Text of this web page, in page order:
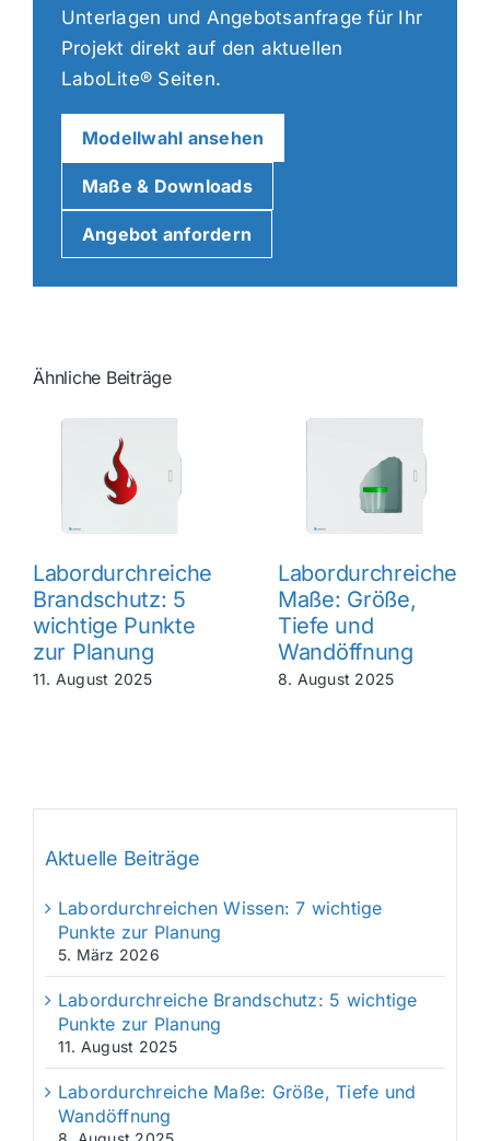
Unterlagen und Angebotsanfrage für Ihr
Projekt direkt auf den aktuellen
LaboLite® Seiten.
Modellwahl ansehen
Maße & Downloads
Angebot anfordern
Ähnliche Beiträge
Labordurchreiche
Brandschutz: 5
wichtige Punkte
zur Planung
11. August 2025
Labordurchreiche
Maße: Größe,
Tiefe und
Wandöffnung
8. August 2025
Aktuelle Beiträge
Labordurchreichen Wissen: 7 wichtige
Punkte zur Planung
5. März 2026
Labordurchreiche Brandschutz: 5 wichtige
Punkte zur Planung
11. August 2025
Labordurchreiche Maße: Größe, Tiefe und
Wandöffnung